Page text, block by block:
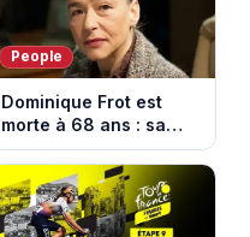
People
Dominique Frot est
morte à 68 ans : sa
sœur Catherine Frot
annonce la triste
nouvelle